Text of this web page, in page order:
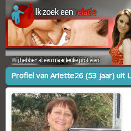
Profiel van Ariette26 (53 jaar) uit